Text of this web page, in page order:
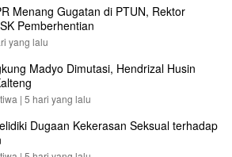
Menang Gugatan di PTUN, Rektor
Pemberhentian
yang lalu
Madyo Dimutasi, Hendrizal Husin
| 5 hari yang lalu
Dugaan Kekerasan Seksual terhadap